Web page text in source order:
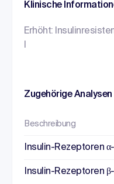
Klinische
Erhöht:
Zugehörige Analysen
Beschreibung
Insulin-Rezeptoren
Insulin-Rezeptoren